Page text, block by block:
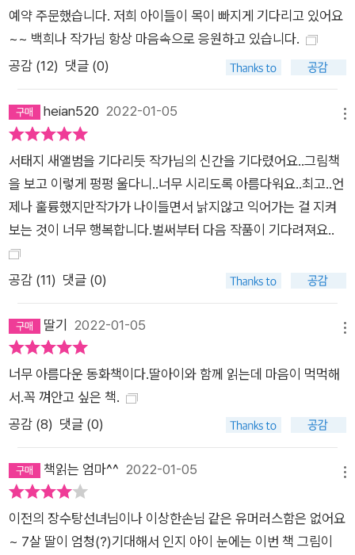
예약 주문했습니다. 저희 아이들이 목이 빠지게 기다리고 있어요
~~ 백희나 작가님 항상 마음속으로 응원하고 있습니다.
공감 (12) 댓글 (0)
heian520 2022-01-05
서태지 새앨범을 기다리듯 작가님의 신간을 기다렸어요..그림책
을 보고 이렇게 펑펑 울다니..너무 시리도록 아름다워요..최고..언
제나 훌륭했지만작가가 나이들면서 낡지않고 익어가는 걸 지켜
보는 것이 너무 행복합니다.벌써부터 다음 작품이 기다려져요..
공감 (11) 댓글 (0)
딸기 2022-01-05
너무 아름다운 동화책이다.딸아이와 함께 읽는데 마음이 먹먹해
서.꼭 껴안고 싶은 책.
공감 (8) 댓글 (0)
책읽는 엄마^^ 2022-01-05
이전의 장수탕선녀님이나 이상한손님 같은 유머러스함은 없어요
~ 7살 딸이 엄청(?)기대해서 인지 아이 눈에는 이번 책 그림이